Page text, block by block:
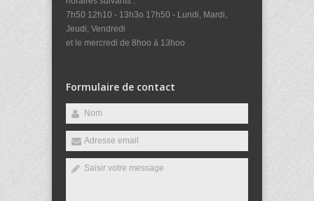
7h50 12h10 - 13h3o 17h50 - Lundi, Mardi,
Jeudi, Vendredi
et le mercredi de 8hoo à 13hoo
Formulaire de contact